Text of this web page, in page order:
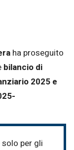
ha proseguito
bilancio di
2025 e
per gli